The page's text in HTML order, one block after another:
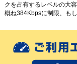
クを占有するレベルの大
概ね384Kbpsに制限、も